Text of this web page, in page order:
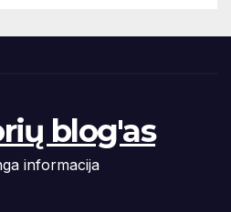
blog'as
informacija